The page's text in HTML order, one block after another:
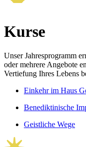
Kurse
Unser Jahresprogramm
oder mehrere Angebote
Vertiefung Ihres Lebens
Einkehr im Haus
Benediktinische
Geistliche Wege